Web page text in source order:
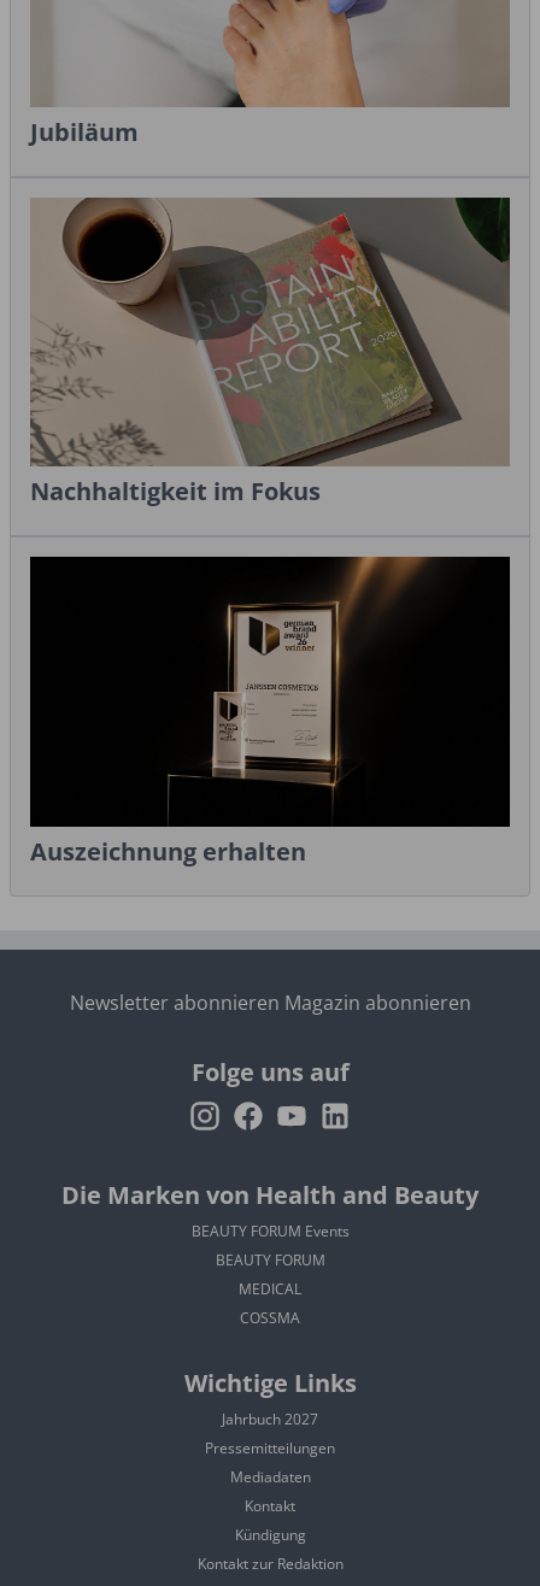
Jubiläum
Nachhaltigkeit im Fokus
Auszeichnung erhalten
Newsletter abonnieren Magazin abonnieren
Folge uns auf
Die Marken von Health and Beauty
BEAUTY FORUM Events
BEAUTY FORUM
MEDICAL
COSSMA
Wichtige Links
Jahrbuch 2027
Pressemitteilungen
Mediadaten
Kontakt
Kündigung
Kontakt zur Redaktion